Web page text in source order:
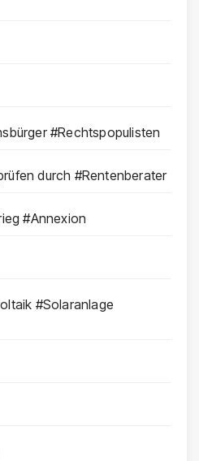
#Rechtspopulisten
durch #Rentenberater
#Annexion
#Solaranlage